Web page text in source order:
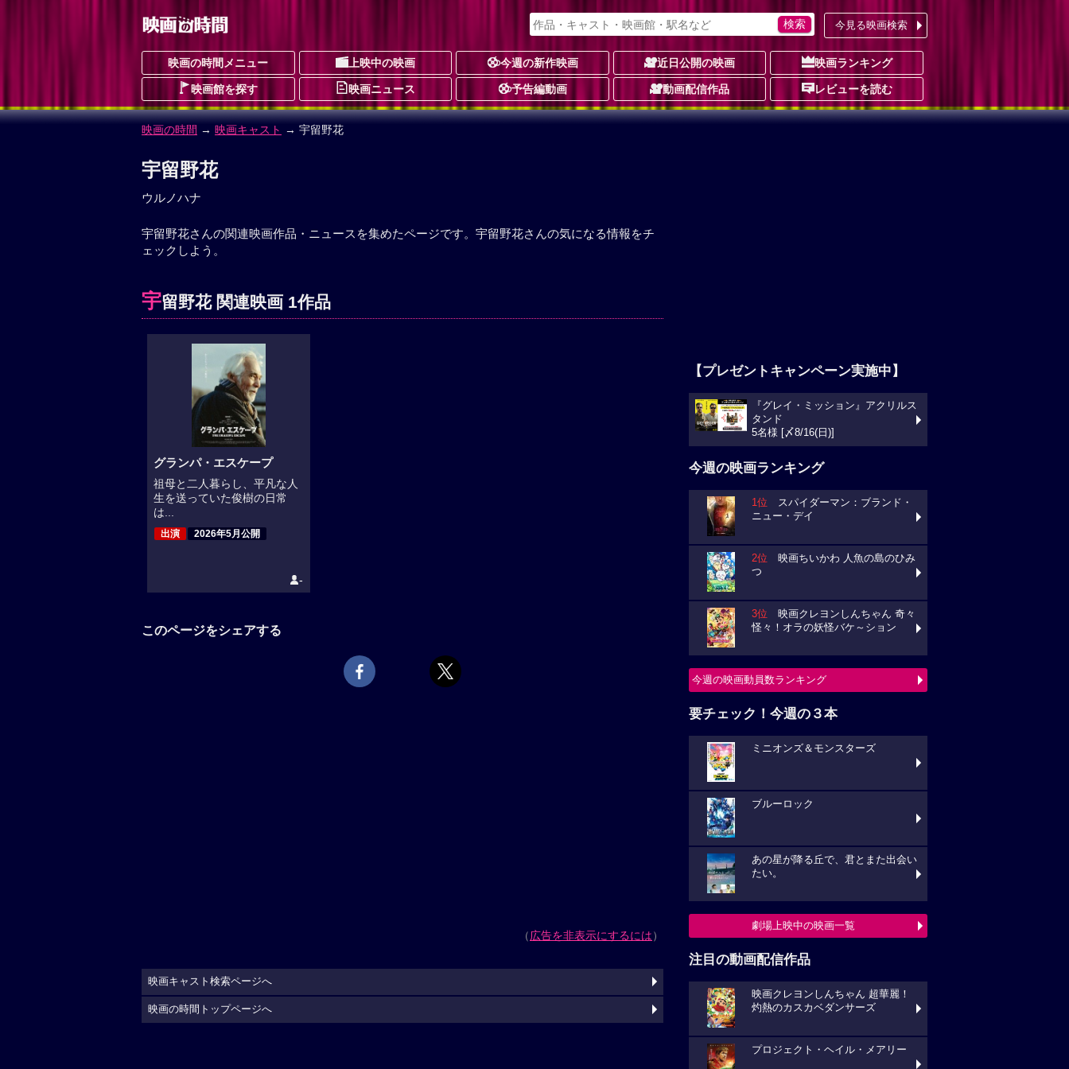
今見る映画検索
映画の時間メニュー 上映中の映画 今週の新作映画 近日公開の映画 映画ランキング
映画館を探す 映画ニュース 予告編動画 動画配信作品 レビューを読む
映画の時間 → 映画キャスト → 宇留野花
宇留野花
ウルノハナ
宇留野花さんの関連映画作品・ニュースを集めたページです。宇留野花さんの気になる情報をチ
ェックしよう。
宇留野花 関連映画 1作品
グランパ・エスケープ
祖母と二人暮らし、平凡な人
生を送っていた俊樹の日常
は...
出演 2026年5月公開
-
このページをシェアする
（広告を非表示にするには）
【プレゼントキャンペーン実施中】
『グレイ・ミッション』アクリルス
タンド
5名様 [〆8/16(日)]
今週の映画ランキング
1位 スパイダーマン：ブランド・
ニュー・デイ
2位 映画ちいかわ 人魚の島のひみ
つ
3位 映画クレヨンしんちゃん 奇々
怪々！オラの妖怪バケ～ション
今週の映画動員数ランキング
要チェック！今週の３本
ミニオンズ＆モンスターズ
ブルーロック
あの星が降る丘で、君とまた出会い
たい。
劇場上映中の映画一覧
注目の動画配信作品
映画クレヨンしんちゃん 超華麗！
灼熱のカスカベダンサーズ
プロジェクト・ヘイル・メアリー
映画キャスト検索ページへ
映画の時間トップページへ